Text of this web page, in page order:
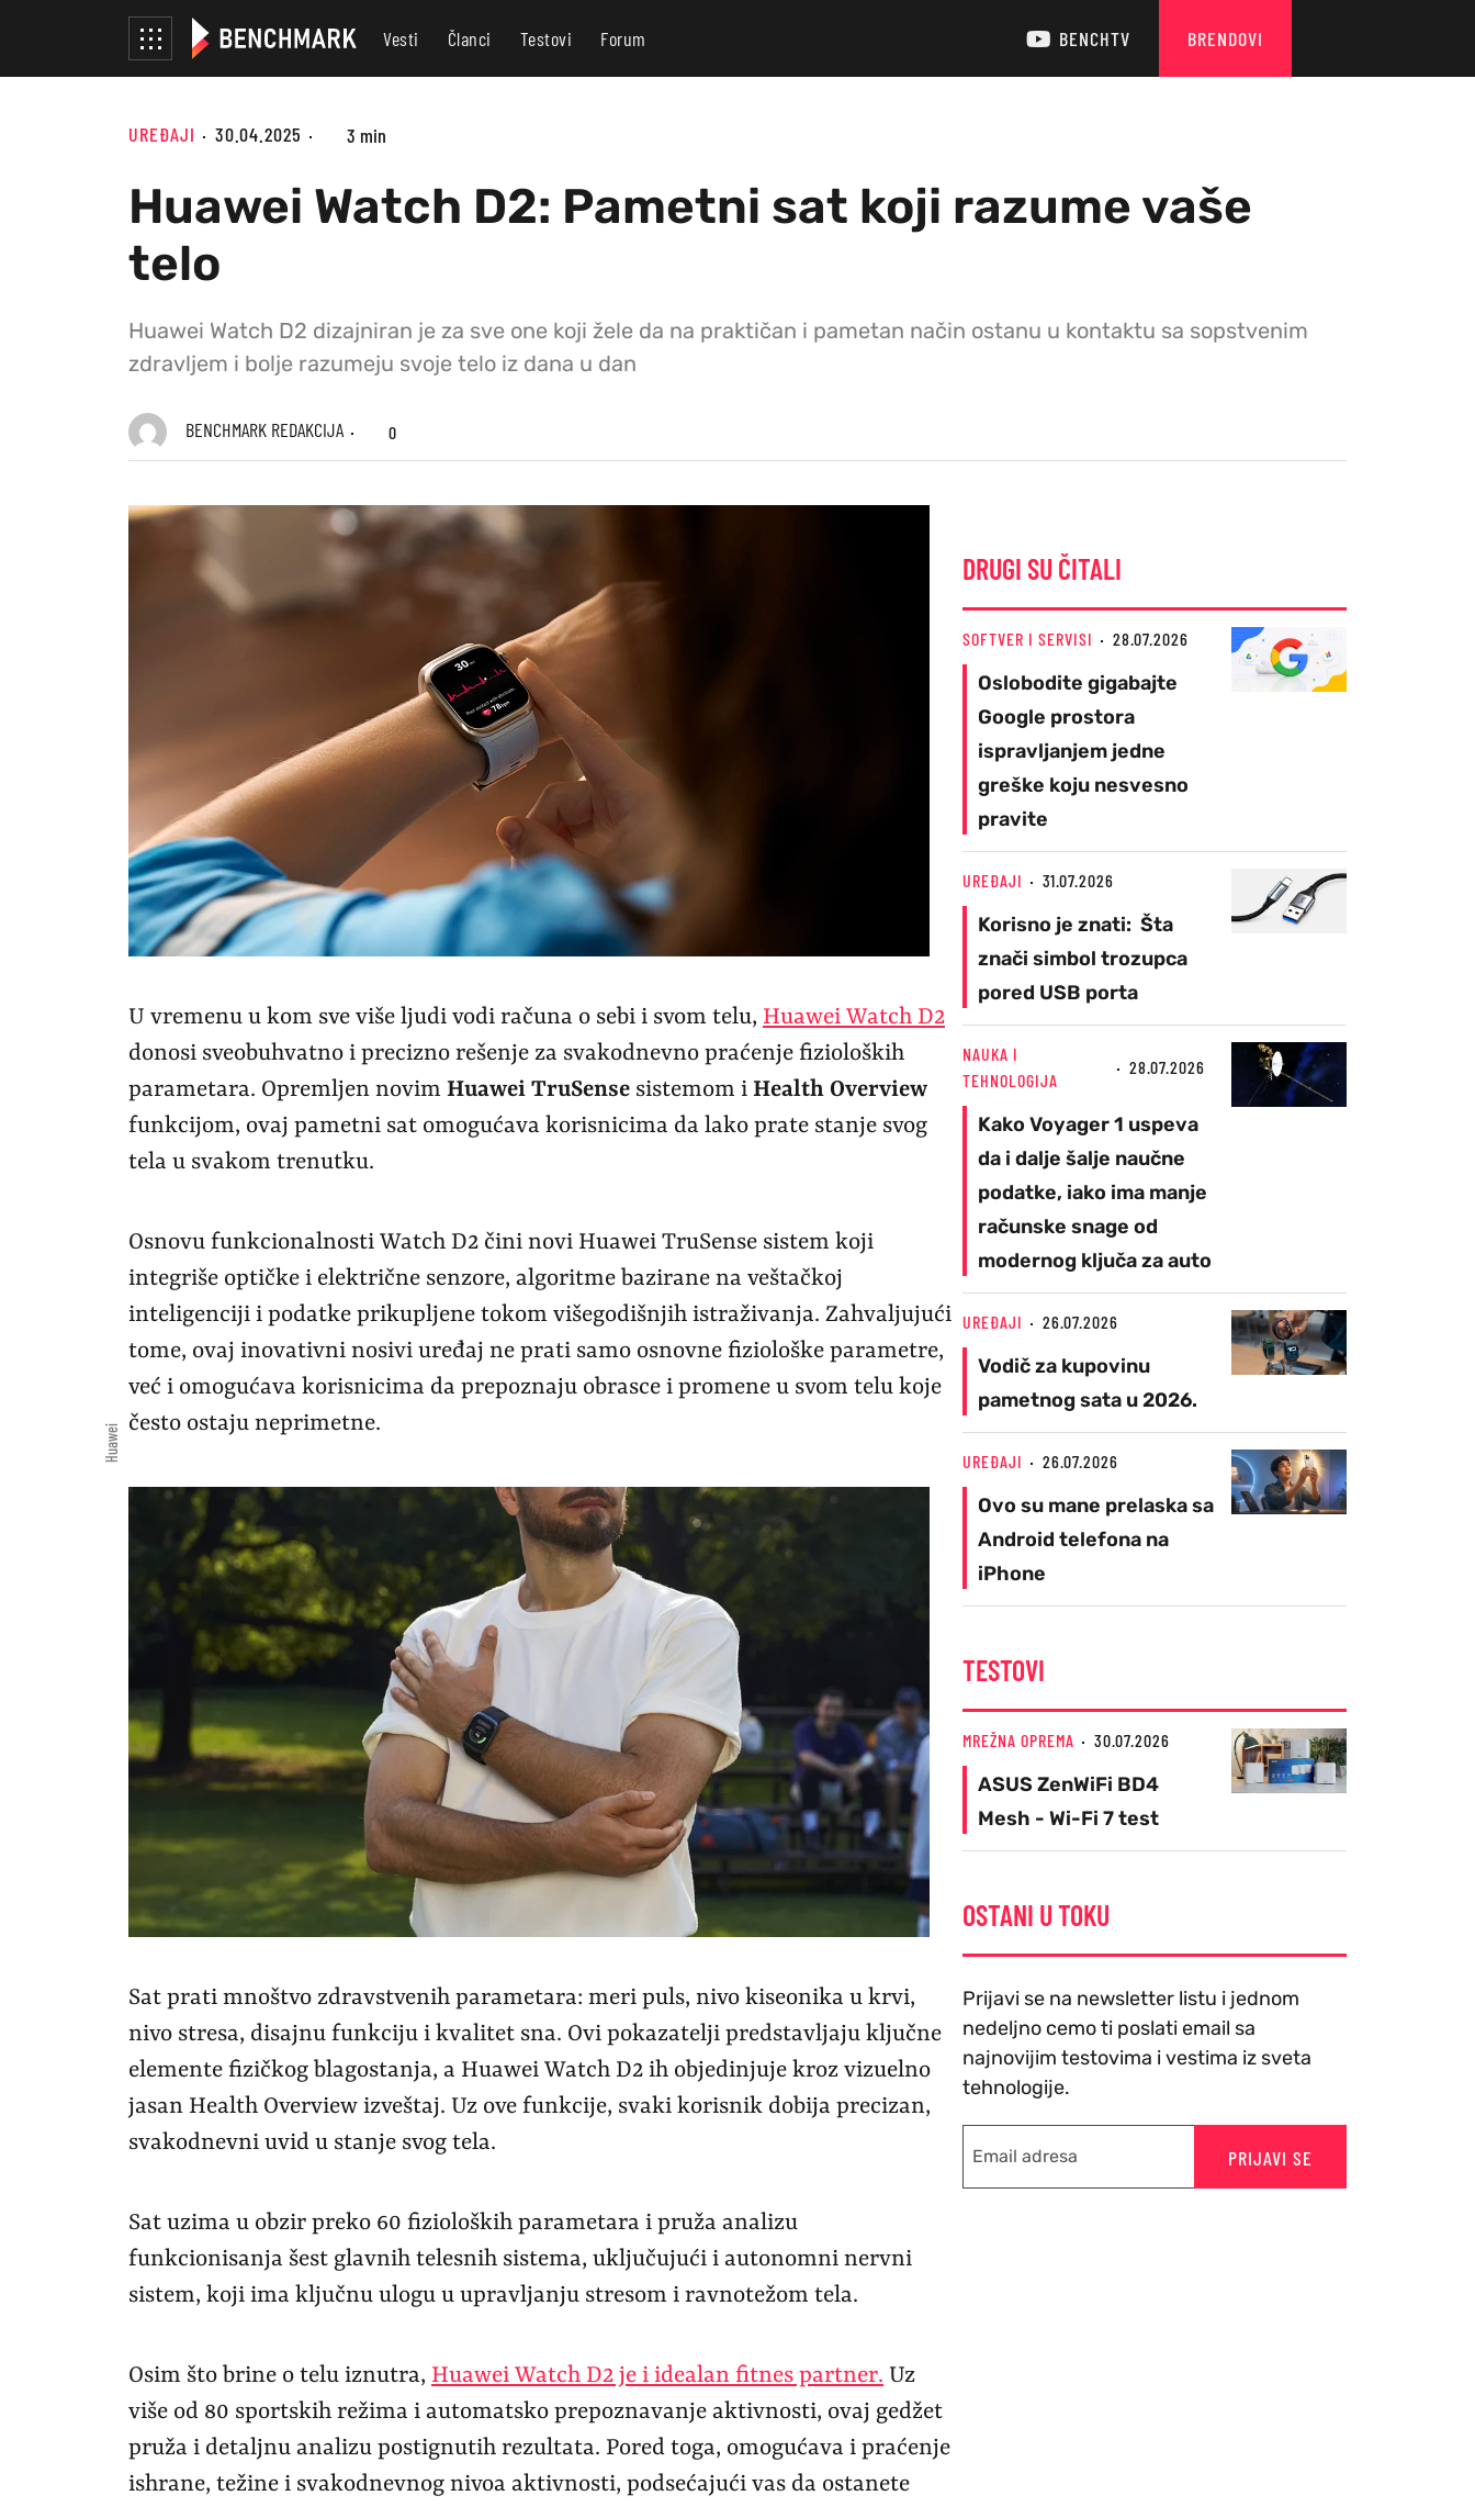
Vesti Članci Testovi Forum BENCHTV BRENDOVI
UREĐAJI 30.04.2025 3 min
Huawei Watch D2: Pametni sat koji razume vaše
telo
Huawei Watch D2 dizajniran je za sve one koji žele da na praktičan i pametan način ostanu u kontaktu sa sopstvenim
zdravljem i bolje razumeju svoje telo iz dana u dan
BENCHMARK REDAKCIJA 0
U vremenu u kom sve više ljudi vodi računa o sebi i svom telu, Huawei Watch D2
donosi sveobuhvatno i precizno rešenje za svakodnevno praćenje fizioloških
parametara. Opremljen novim Huawei TruSense sistemom i Health Overview
funkcijom, ovaj pametni sat omogućava korisnicima da lako prate stanje svog
tela u svakom trenutku.
Osnovu funkcionalnosti Watch D2 čini novi Huawei TruSense sistem koji
integriše optičke i električne senzore, algoritme bazirane na veštačkoj
inteligenciji i podatke prikupljene tokom višegodišnjih istraživanja. Zahvaljujući
tome, ovaj inovativni nosivi uređaj ne prati samo osnovne fiziološke parametre,
već i omogućava korisnicima da prepoznaju obrasce i promene u svom telu koje
često ostaju neprimetne.
Huawei
Sat prati mnoštvo zdravstvenih parametara: meri puls, nivo kiseonika u krvi,
nivo stresa, disajnu funkciju i kvalitet sna. Ovi pokazatelji predstavljaju ključne
elemente fizičkog blagostanja, a Huawei Watch D2 ih objedinjuje kroz vizuelno
jasan Health Overview izveštaj. Uz ove funkcije, svaki korisnik dobija precizan,
svakodnevni uvid u stanje svog tela.
Sat uzima u obzir preko 60 fizioloških parametara i pruža analizu
funkcionisanja šest glavnih telesnih sistema, uključujući i autonomni nervni
sistem, koji ima ključnu ulogu u upravljanju stresom i ravnotežom tela.
Osim što brine o telu iznutra, Huawei Watch D2 je i idealan fitnes partner. Uz
više od 80 sportskih režima i automatsko prepoznavanje aktivnosti, ovaj gedžet
pruža i detaljnu analizu postignutih rezultata. Pored toga, omogućava i praćenje
ishrane, težine i svakodnevnog nivoa aktivnosti, podsećajući vas da ostanete
DRUGI SU ČITALI
SOFTVER I SERVISI 28.07.2026
Oslobodite gigabajte
Google prostora
ispravljanjem jedne
greške koju nesvesno
pravite
UREĐAJI 31.07.2026
Korisno je znati: Šta
znači simbol trozupca
pored USB porta
NAUKA I
TEHNOLOGIJA
28.07.2026
Kako Voyager 1 uspeva
da i dalje šalje naučne
podatke, iako ima manje
računske snage od
modernog ključa za auto
UREĐAJI 26.07.2026
Vodič za kupovinu
pametnog sata u 2026.
UREĐAJI 26.07.2026
Ovo su mane prelaska sa
Android telefona na
iPhone
TESTOVI
MREŽNA OPREMA 30.07.2026
ASUS ZenWiFi BD4
Mesh - Wi-Fi 7 test
OSTANI U TOKU
Prijavi se na newsletter listu i jednom
nedeljno cemo ti poslati email sa
najnovijim testovima i vestima iz sveta
tehnologije.
PRIJAVI SE